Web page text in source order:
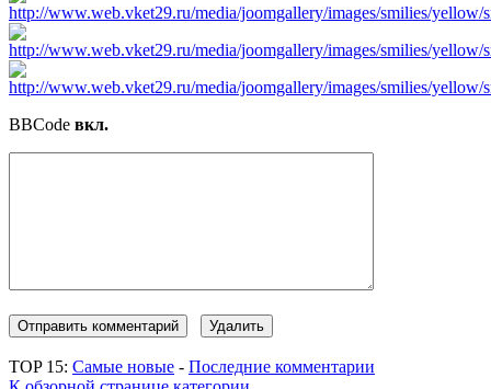
BBCode вкл.
TOP 15: Самые новые - Последние комментарии